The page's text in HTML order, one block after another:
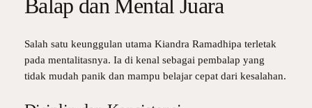
Balap dan Mental Juara
Salah satu keunggulan utama Kiandra Ramadhipa terletak
pada mentalitasnya. Ia di kenal sebagai pembalap yang
tidak mudah panik dan mampu belajar cepat dari kesalahan.